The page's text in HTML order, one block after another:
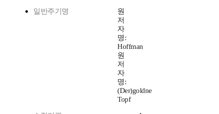
일반주기명
원
저
자
명:
Hoffman
원
저
자
명:
(Der)goldne
Topf